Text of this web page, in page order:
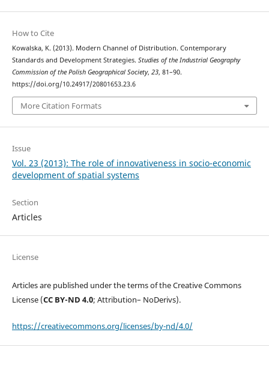
How to Cite
Kowalska, K. (2013). Modern Channel of Distribution. Contemporary
Standards and Development Strategies. Studies of the Industrial Geography
Commission of the Polish Geographical Society, 23, 81–90.
https://doi.org/10.24917/20801653.23.6
More Citation Formats
Issue
Vol. 23 (2013): The role of innovativeness in socio-economic
development of spatial systems
Section
Articles
License
Articles are published under the terms of the Creative Commons
License (CC BY-ND 4.0; Attribution– NoDerivs).
https://creativecommons.org/licenses/by-nd/4.0/